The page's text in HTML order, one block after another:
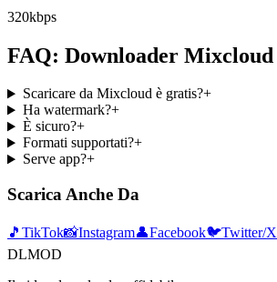
320kbps
FAQ: Downloader Mixcloud
Scaricare da Mixcloud è gratis?+
Ha watermark?+
È sicuro?+
Formati supportati?+
Serve app?+
Scarica Anche Da
🎵 TikTok📸Instagram👤Facebook🐦Twitter/X
DLMOD